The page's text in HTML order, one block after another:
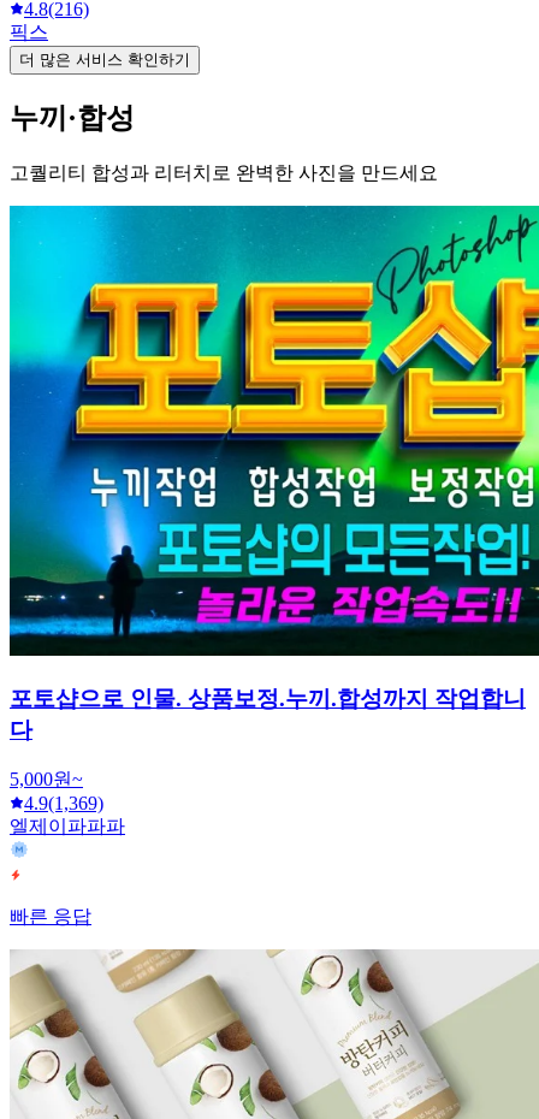
4.8(216)
픽스
더 많은 서비스 확인하기
누끼·합성
고퀄리티 합성과 리터치로 완벽한 사진을 만드세요
포토샵으로 인물. 상품보정.누끼.합성까지 작업합니
다
5,000원~
4.9(1,369)
엘제이파파파
빠른 응답